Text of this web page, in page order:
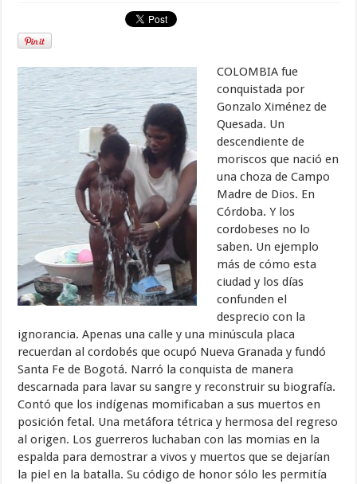
COLOMBIA fue
conquistada por
Gonzalo Ximénez de
Quesada. Un
descendiente de
moriscos que nació en
una choza de Campo
Madre de Dios. En
Córdoba. Y los
cordobeses no lo
saben. Un ejemplo
más de cómo esta
ciudad y los días
confunden el
desprecio con la
ignorancia. Apenas una calle y una minúscula placa
recuerdan al cordobés que ocupó Nueva Granada y fundó
Santa Fe de Bogotá. Narró la conquista de manera
descarnada para lavar su sangre y reconstruir su biografía.
Contó que los indígenas momificaban a sus muertos en
posición fetal. Una metáfora tétrica y hermosa del regreso
al origen. Los guerreros luchaban con las momias en la
espalda para demostrar a vivos y muertos que se dejarían
la piel en la batalla. Su código de honor sólo les permitía